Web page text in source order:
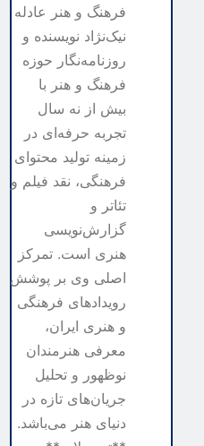
فرهنگ و هنر عادله
نیک‌نژاد نویسنده و
روزنامه‌نگار حوزه
فرهنگ و هنر با
بیش از نه سال
تجربه حرفه‌ای در
زمینه تولید محتوای
فرهنگی، نقد فیلم و
تئاتر و
گزارش‌نویسی
هنری است. تمرکز
اصلی وی بر پوشش
رویدادهای فرهنگی
و هنری ایران،
معرفی هنرمندان
نوظهور و تحلیل
جریان‌های تازه در
دنیای هنر می‌باشد.